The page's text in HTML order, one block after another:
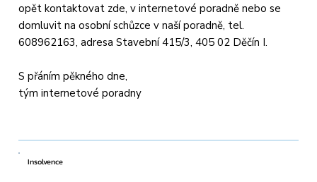
opět kontaktovat zde, v internetové poradně nebo se
domluvit na osobní schůzce v naší poradně, tel.
608962163, adresa Stavební 415/3, 405 02 Děčín I.
S přáním pěkného dne,
tým internetové poradny
Insolvence